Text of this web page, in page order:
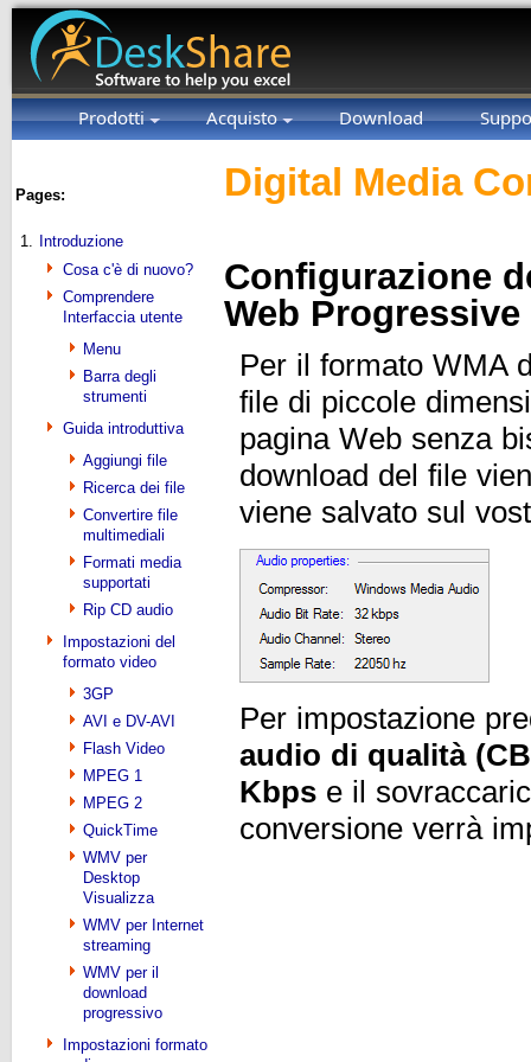
Prodotti Acquisto Download
Pages:
1.
Introduzione
Cosa c'è di nuovo?
Comprendere
Interfaccia utente
Menu
Barra degli
strumenti
Guida introduttiva
Aggiungi file
Ricerca dei file
Convertire file
multimediali
Formati media
supportati
Rip CD audio
Impostazioni del
formato video
3GP
AVI e DV-AVI
Flash Video
MPEG 1
MPEG 2
QuickTime
WMV per
Desktop
Visualizza
WMV per Internet
streaming
WMV per il
download
progressivo
Impostazioni formato
Digital Media
Configurazione
Web Progressive
Per il formato WMA
file di piccole
pagina Web senza
download del file
viene salvato sul
Per impostazione
audio di qualità
Kbps e il
conversione verrà